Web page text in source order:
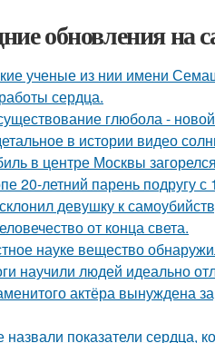
обновления на
ученые из нии имени
сердца.
глюбола -
в истории видео
в центре Москвы
20-летний парень подругу с
девушку к
от конца света.
науке вещество
научили людей идеально
актёра вынуждена
показатели сердца,